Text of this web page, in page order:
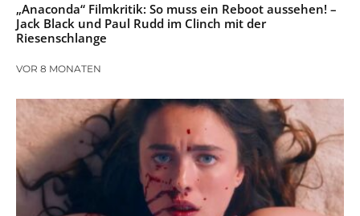
„Anaconda“ Filmkritik: So muss ein Reboot aussehen! –
Jack Black und Paul Rudd im Clinch mit der
Riesenschlange
VOR 8 MONATEN